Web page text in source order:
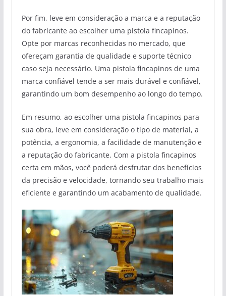
Por fim, leve em consideração a marca e a reputação
do fabricante ao escolher uma pistola fincapinos.
Opte por marcas reconhecidas no mercado, que
ofereçam garantia de qualidade e suporte técnico
caso seja necessário. Uma pistola fincapinos de uma
marca confiável tende a ser mais durável e confiável,
garantindo um bom desempenho ao longo do tempo.
Em resumo, ao escolher uma pistola fincapinos para
sua obra, leve em consideração o tipo de material, a
potência, a ergonomia, a facilidade de manutenção e
a reputação do fabricante. Com a pistola fincapinos
certa em mãos, você poderá desfrutar dos benefícios
da precisão e velocidade, tornando seu trabalho mais
eficiente e garantindo um acabamento de qualidade.